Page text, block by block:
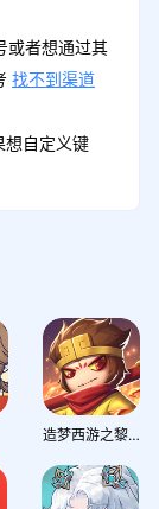
或者想通过其
找不到渠道
想自定义键
造梦西游之黎尤浩劫篇